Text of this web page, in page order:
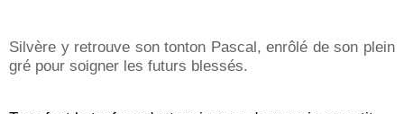
Silvère y retrouve son tonton Pascal, enrôlé de son plein
gré pour soigner les futurs blessés.